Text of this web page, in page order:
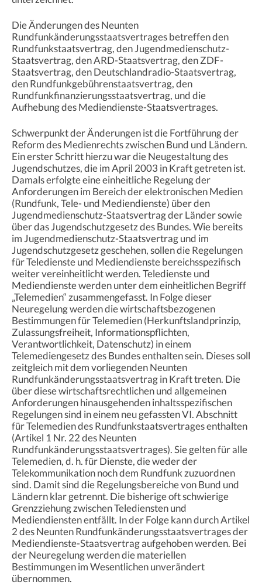
Die Änderungen des Neunten
Rundfunkänderungsstaatsvertrages betreffen den
Rundfunkstaatsvertrag, den Jugendmedienschutz-
Staatsvertrag, den ARD-Staatsvertrag, den ZDF-
Staatsvertrag, den Deutschlandradio-Staatsvertrag,
den Rundfunkgebührenstaatsvertrag, den
Rundfunkfinanzierungsstaatsvertrag, und die
Aufhebung des Mediendienste-Staatsvertrages.
Schwerpunkt der Änderungen ist die Fortführung der
Reform des Medienrechts zwischen Bund und Ländern.
Ein erster Schritt hierzu war die Neugestaltung des
Jugendschutzes, die im April 2003 in Kraft getreten ist.
Damals erfolgte eine einheitliche Regelung der
Anforderungen im Bereich der elektronischen Medien
(Rundfunk, Tele- und Mediendienste) über den
Jugendmedienschutz-Staatsvertrag der Länder sowie
über das Jugendschutzgesetz des Bundes. Wie bereits
im Jugendmedienschutz-Staatsvertrag und im
Jugendschutzgesetz geschehen, sollen die Regelungen
für Teledienste und Mediendienste bereichsspezifisch
weiter vereinheitlicht werden. Teledienste und
Mediendienste werden unter dem einheitlichen Begriff
„Telemedien“ zusammengefasst. In Folge dieser
Neuregelung werden die wirtschaftsbezogenen
Bestimmungen für Telemedien (Herkunftslandprinzip,
Zulassungsfreiheit, Informationspflichten,
Verantwortlichkeit, Datenschutz) in einem
Telemediengesetz des Bundes enthalten sein. Dieses soll
zeitgleich mit dem vorliegenden Neunten
Rundfunkänderungsstaatsvertrag in Kraft treten. Die
über diese wirtschaftsrechtlichen und allgemeinen
Anforderungen hinausgehenden inhaltsspezifischen
Regelungen sind in einem neu gefassten VI. Abschnitt
für Telemedien des Rundfunkstaatsvertrages enthalten
(Artikel 1 Nr. 22 des Neunten
Rundfunkänderungsstaatsvertrages). Sie gelten für alle
Telemedien, d. h. für Dienste, die weder der
Telekommunikation noch dem Rundfunk zuzuordnen
sind. Damit sind die Regelungsbereiche von Bund und
Ländern klar getrennt. Die bisherige oft schwierige
Grenzziehung zwischen Telediensten und
Mediendiensten entfällt. In der Folge kann durch Artikel
2 des Neunten Rundfunkänderungsstaatsvertrages der
Mediendienste-Staatsvertrag aufgehoben werden. Bei
der Neuregelung werden die materiellen
Bestimmungen im Wesentlichen unverändert
übernommen.